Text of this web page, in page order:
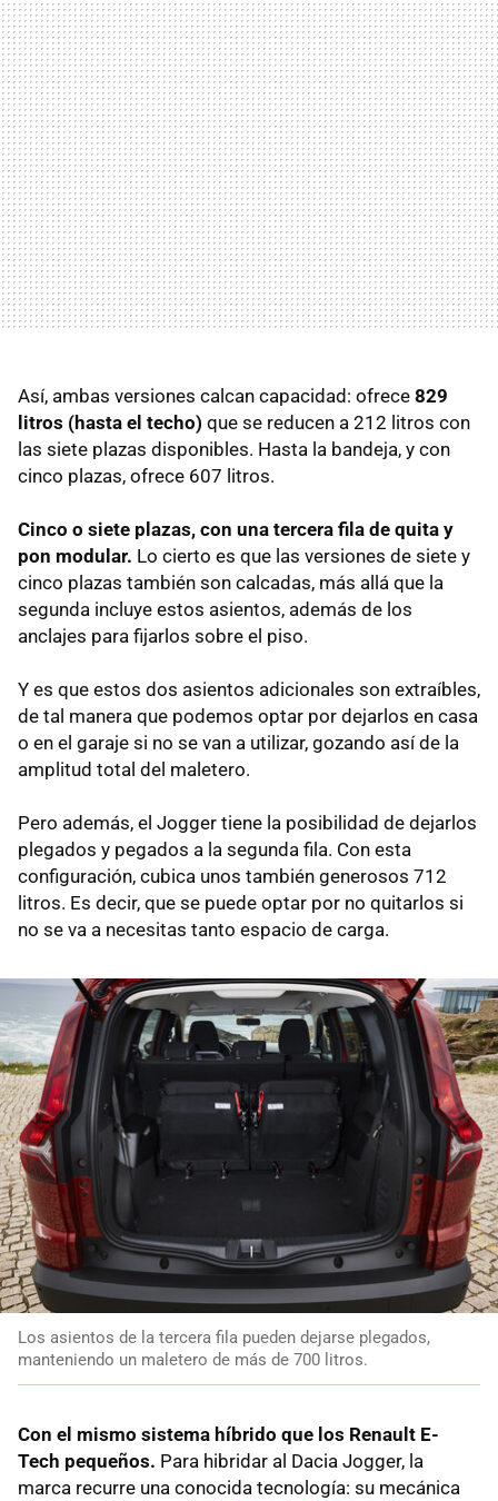
Así, ambas versiones calcan capacidad: ofrece 829
litros (hasta el techo) que se reducen a 212 litros con
las siete plazas disponibles. Hasta la bandeja, y con
cinco plazas, ofrece 607 litros.
Cinco o siete plazas, con una tercera fila de quita y
pon modular. Lo cierto es que las versiones de siete y
cinco plazas también son calcadas, más allá que la
segunda incluye estos asientos, además de los
anclajes para fijarlos sobre el piso.
Y es que estos dos asientos adicionales son extraíbles,
de tal manera que podemos optar por dejarlos en casa
o en el garaje si no se van a utilizar, gozando así de la
amplitud total del maletero.
Pero además, el Jogger tiene la posibilidad de dejarlos
plegados y pegados a la segunda fila. Con esta
configuración, cubica unos también generosos 712
litros. Es decir, que se puede optar por no quitarlos si
no se va a necesitas tanto espacio de carga.
Los asientos de la tercera fila pueden dejarse plegados,
manteniendo un maletero de más de 700 litros.
Con el mismo sistema híbrido que los Renault E-
Tech pequeños. Para hibridar al Dacia Jogger, la
marca recurre una conocida tecnología: su mecánica